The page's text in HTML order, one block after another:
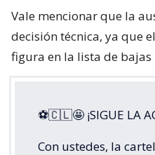
Vale mencionar que la
decisión técnica, ya que
figura en la lista de bajas
⚽🇨🇱🤩 ¡SIGUE LA
Con ustedes, la